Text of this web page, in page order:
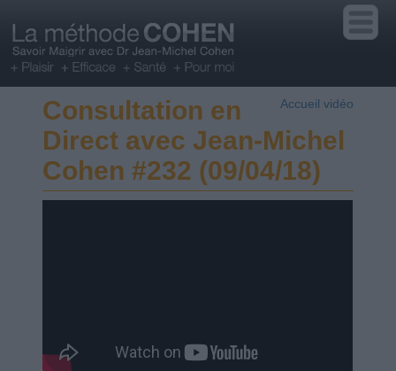
Accueil vidéo
Consultation en
Direct avec Jean-Michel
Cohen #232 (09/04/18)